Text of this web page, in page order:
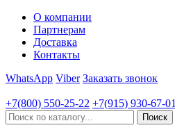
О компании
Партнерам
Доставка
Контакты
WhatsApp Viber Заказать звонок
+7(800) 550-25-22 +7(915) 930-67-01